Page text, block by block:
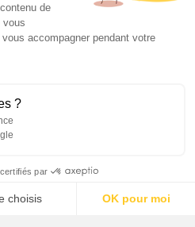
de
vous
accompagner pendant votre
?
par
choisis OK pour moi